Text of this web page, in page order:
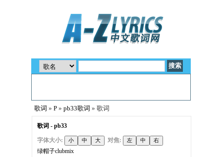
歌词 » P » pb33歌词 » 歌词
歌词 - pb33
字体大小:
对焦:
绿帽子clubmix